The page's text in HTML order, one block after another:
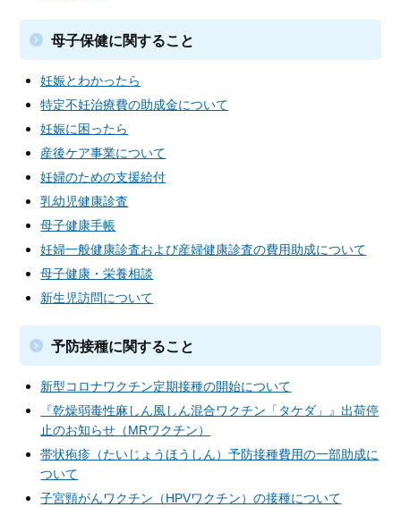
母子保健に関すること
妊娠とわかったら
特定不妊治療費の助成金について
妊娠に困ったら
産後ケア事業について
妊婦のための支援給付
乳幼児健康診査
母子健康手帳
妊婦一般健康診査および産婦健康診査の費用助成について
母子健康・栄養相談
新生児訪問について
予防接種に関すること
新型コロナワクチン定期接種の開始について
『乾燥弱毒性麻しん風しん混合ワクチン「タケダ」』出荷停
止のお知らせ（MRワクチン）
帯状疱疹（たいじょうほうしん）予防接種費用の一部助成に
ついて
子宮頸がんワクチン（HPVワクチン）の接種について